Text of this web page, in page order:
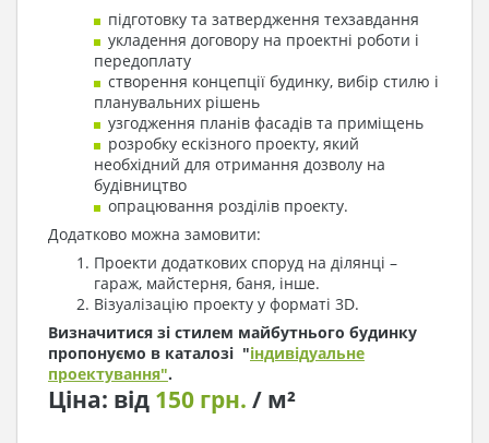
підготовку та затвердження техзавдання
укладення договору на проектні роботи і
передоплату
створення концепції будинку, вибір стилю і
планувальних рішень
узгодження планів фасадів та приміщень
розробку ескізного проекту, який
необхідний для отримання дозволу на
будівництво
опрацювання розділів проекту.
Додатково можна замовити:
Проекти додаткових споруд на ділянці –
гараж, майстерня, баня, інше.
Візуалізацію проекту у форматі 3D.
Визначитися зі стилем майбутнього будинку
пропонуємо в каталозі "індивідуальне
проектування".
Ціна: від 150 грн. / м²